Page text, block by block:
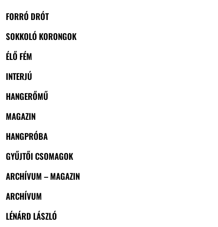
FORRÓ DRÓT
SOKKOLÓ KORONGOK
ÉLŐ FÉM
INTERJÚ
HANGERŐMŰ
MAGAZIN
HANGPRÓBA
GYŰJTŐI CSOMAGOK
ARCHÍVUM – MAGAZIN
ARCHÍVUM
LÉNÁRD LÁSZLÓ